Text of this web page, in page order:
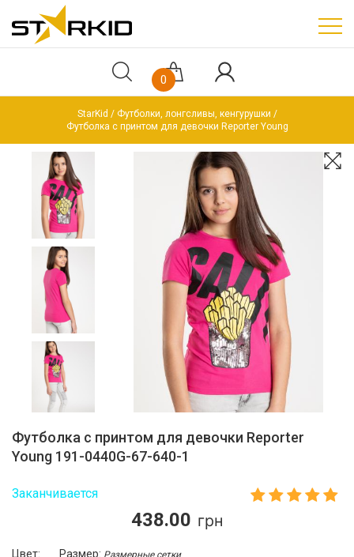
0
StarKid
Футболки, лонгсливы, кенгурушки
Футболка с принтом для девочки Reporter Young
Футболка с принтом для девочки Reporter
Young 191-0440G-67-640-1
Заканчивается
438.00
Цвет: Размер: Размерные сетки